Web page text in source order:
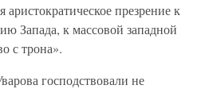
аристократическое презрение к
Запада, к массовой западной
с трона».
господствовали не